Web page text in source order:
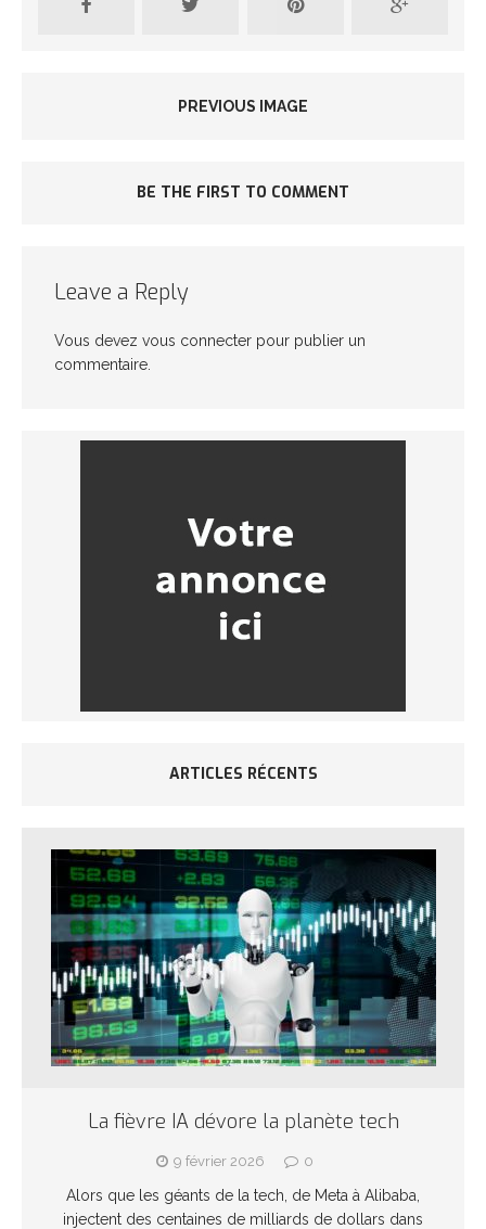
PREVIOUS IMAGE
BE THE FIRST TO COMMENT
Leave a Reply
Vous devez vous connecter pour publier un
commentaire.
ARTICLES RÉCENTS
La fièvre IA dévore la planète tech
9 février 2026 0
Alors que les géants de la tech, de Meta à Alibaba,
injectent des centaines de milliards de dollars dans